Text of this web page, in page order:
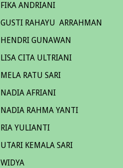
FIKA ANDRIANI
GUSTI RAHAYU ARRAHMAN
HENDRI GUNAWAN
LISA CITA ULTRIANI
MELA RATU SARI
NADIA AFRIANI
NADIA RAHMA YANTI
RIA YULIANTI
UTARI KEMALA SARI
WIDYA